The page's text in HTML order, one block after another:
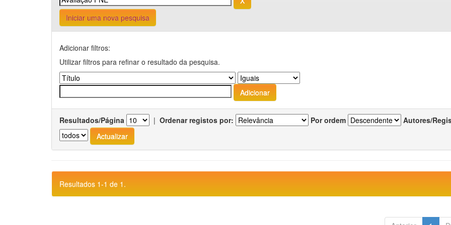
Iniciar uma nova pesquisa
Adicionar filtros:
Utilizar filtros para refinar o resultado da pesquisa.
Resultados/Página | Ordenar registos por: Por ordem Autores/
Resultados 1-1 de 1.